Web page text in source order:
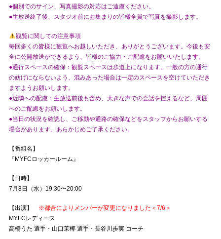
●個別でのサイン、写真撮影の対応はご遠慮ください。
●生放送終了後、スタジオ前にお集まりの皆様全員で写真を撮影します。
観覧に関しての注意事項
毎回多くの皆様に観覧へお越しいただき、ありがとうございます。今後も安
全に公開放送ができるよう、皆様のご協力・ご配慮をお願いいたします。
●通行スペースの確保：観覧スペースは歩道上になります。一般の方の通行
の妨げにならないよう、混みあった場合は一定のスペースを空けていただき
ますようお願いします。
●近隣への配慮：生放送前後も含め、大きな声での会話を控えるなど、周囲
へのご配慮をお願いします。
●当日の状況を確認し、ご移動や通路の確保などをスタッフからお願いする
場合があります。あらかじめご了承ください。
【番組名】
『MYFCロッカールーム』
【日時】
7月8日（水）19:30〜20:00
【出演】 ※都合によりメンバーが変更になりました＜7/6＞
MYFCレディース
高橋うた 選手・山口茉椰 選手・長谷川歩実 コーチ